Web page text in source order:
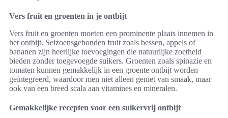
Vers fruit en groenten in je ontbijt
Vers fruit en groenten moeten een prominente plaats innemen in
het ontbijt. Seizoensgebonden fruit zoals bessen, appels of
bananen zijn heerlijke toevoegingen die natuurlijke zoetheid
bieden zonder toegevoegde suikers. Groenten zoals spinazie en
tomaten kunnen gemakkelijk in een groente ontbijt worden
geïntegreerd, waardoor men niet alleen geniet van smaak, maar
ook van een breed scala aan vitamines en mineralen.
Gemakkelijke recepten voor een suikervrij ontbijt